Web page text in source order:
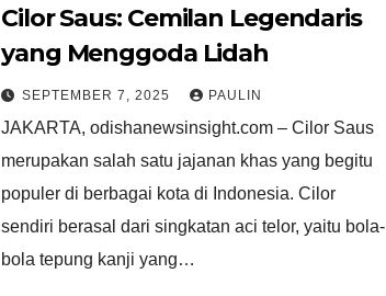
Cilor Saus: Cemilan Legendaris
yang Menggoda Lidah
SEPTEMBER 7, 2025 PAULIN
JAKARTA, odishanewsinsight.com – Cilor Saus
merupakan salah satu jajanan khas yang begitu
populer di berbagai kota di Indonesia. Cilor
sendiri berasal dari singkatan aci telor, yaitu bola-
bola tepung kanji yang…